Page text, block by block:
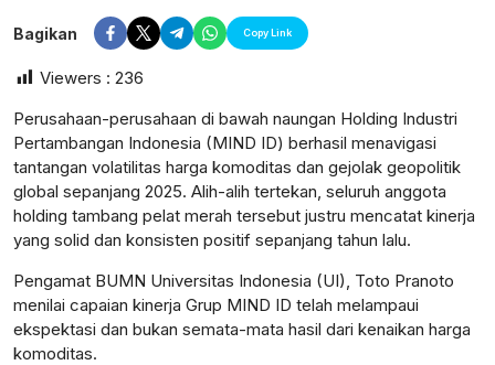
Bagikan Copy Link
Viewers : 236
Perusahaan-perusahaan di bawah naungan Holding Industri
Pertambangan Indonesia (MIND ID) berhasil menavigasi
tantangan volatilitas harga komoditas dan gejolak geopolitik
global sepanjang 2025. Alih-alih tertekan, seluruh anggota
holding tambang pelat merah tersebut justru mencatat kinerja
yang solid dan konsisten positif sepanjang tahun lalu.
Pengamat BUMN Universitas Indonesia (UI), Toto Pranoto
menilai capaian kinerja Grup MIND ID telah melampaui
ekspektasi dan bukan semata-mata hasil dari kenaikan harga
komoditas.